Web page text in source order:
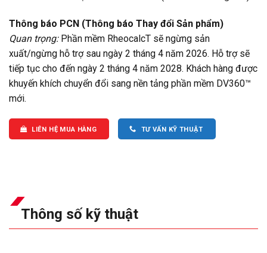
Thông báo PCN (Thông báo Thay đổi Sản phẩm)
Quan trọng:Phần mềm RheocalcT sẽ ngừng sản
xuất/ngừng hỗ trợ sau ngày 2 tháng 4 năm 2026. Hỗ trợ sẽ
tiếp tục cho đến ngày 2 tháng 4 năm 2028. Khách hàng được
khuyến khích chuyển đổi sang nền tảng phần mềm DV360™
mới.
LIÊN HỆ MUA HÀNG TƯ VẤN KỸ THUẬT
Thông số kỹ thuật